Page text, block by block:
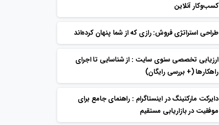
کسب‌وکار آنلاین
طراحی استراتژی فروش: رازی که از شما پنهان کرده‌اند
ارزیابی تخصصی سئوی سایت : از شناسایی تا اجرای
راهکارها (+ بررسی رایگان)
دایرکت مارکتینگ در اینستاگرام : راهنمای جامع برای
موفقیت در بازاریابی مستقیم